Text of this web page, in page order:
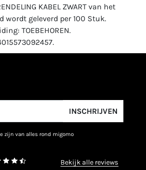
KABEL ZWART van het
wordt geleverd per 100 Stuk.
TOEBEHOREN.
INSCHRIJVEN
zijn van alles rond migomo
bekijk alle reviews